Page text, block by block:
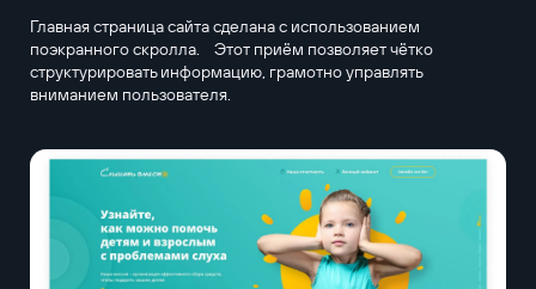
Главная страница сайта сделана с использованием
поэкранного скролла. Этот приём позволяет чётко
структурировать информацию, грамотно управлять
вниманием пользователя.